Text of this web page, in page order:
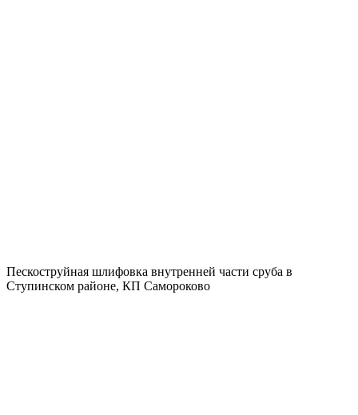
Пескоструйная шлифовка внутренней части сруба в
Ступинском районе, КП Самороково